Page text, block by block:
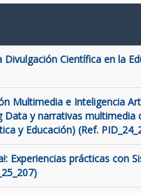
Científica en la
Multimedia e Inteligencia
Data y narrativas multimedia
y Educación) (Ref.
Experiencias prácticas con